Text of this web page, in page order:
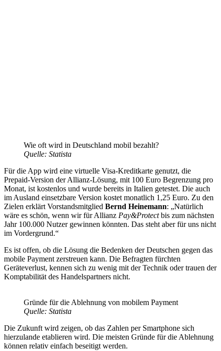
Wie oft wird in Deutschland mobil bezahlt?
Quelle: Statista
Für die App wird eine virtuelle Visa-Kreditkarte genutzt, die
Prepaid-Version der Allianz-Lösung, mit 100 Euro Begrenzung pro
Monat, ist kostenlos und wurde bereits in Italien getestet. Die auch
im Ausland einsetzbare Version kostet monatlich 1,25 Euro. Zu den
Zielen erklärt Vorstandsmitglied Bernd Heinemann: „Natürlich
wäre es schön, wenn wir für Allianz Pay&Protectbis zum nächsten
Jahr 100.000 Nutzer gewinnen könnten. Das steht aber für uns nicht
im Vordergrund.“
Es ist offen, ob die Lösung die Bedenken der Deutschen gegen das
mobile Payment zerstreuen kann. Die Befragten fürchten
Geräteverlust, kennen sich zu wenig mit der Technik oder trauen der
Komptabilität des Handelspartners nicht.
Gründe für die Ablehnung von mobilem Payment
Quelle: Statista
Die Zukunft wird zeigen, ob das Zahlen per Smartphone sich
hierzulande etablieren wird. Die meisten Gründe für die Ablehnung
können relativ einfach beseitigt werden.